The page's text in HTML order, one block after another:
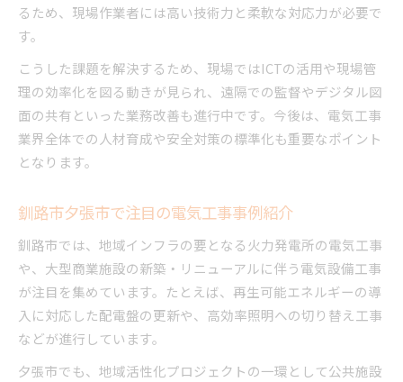
るため、現場作業者には高い技術力と柔軟な対応力が必要で
す。
こうした課題を解決するため、現場ではICTの活用や現場管
理の効率化を図る動きが見られ、遠隔での監督やデジタル図
面の共有といった業務改善も進行中です。今後は、電気工事
業界全体での人材育成や安全対策の標準化も重要なポイント
となります。
釧路市夕張市で注目の電気工事事例紹介
釧路市では、地域インフラの要となる火力発電所の電気工事
や、大型商業施設の新築・リニューアルに伴う電気設備工事
が注目を集めています。たとえば、再生可能エネルギーの導
入に対応した配電盤の更新や、高効率照明への切り替え工事
などが進行しています。
夕張市でも、地域活性化プロジェクトの一環として公共施設